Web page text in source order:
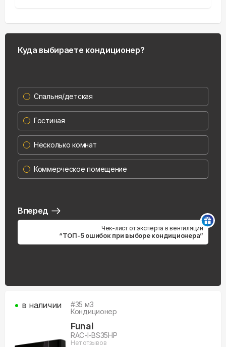
#35 м3
Кондиционер
Funai
RAC-I-BS35HP
Нет отзывов
в наличии
Куда выбираете кондиционер?
Спальня/детская
Гостиная
Несколько комнат
Коммерческое помещение
Вперед
Чек-лист от эксперта в вентиляции
“ТОП-5 ошибок при выборе кондиционера”